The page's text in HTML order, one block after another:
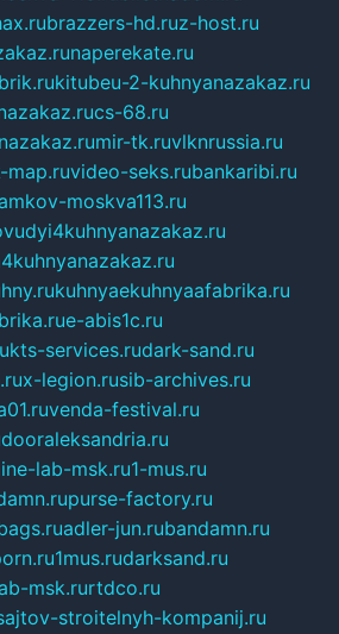
brazzers-hd.ruz-host.ru
naperekate.ru
kitubeu-2-kuhnyanazakaz.ru
cs-68.ru
mir-tk.ruvlknrussia.ru
video-seks.rubankaribi.ru
moskva113.ru
kuhnyaekuhnyaafabrika.ru
e-abis1c.ru
kts-services.rudark-sand.ru
x-legion.rusib-archives.ru
venda-festival.ru
dooraleksandria.ru
lab-msk.ru1-mus.ru
purse-factory.ru
adler-jun.rubandamn.ru
1mus.rudarksand.ru
msk.rurtdco.ru
stroitelnyh-kompanij.ru